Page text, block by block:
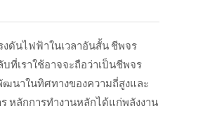
ดันไฟฟ้าในเวลาอันสั้น ชีพจร
ที่เราใช้อาจจะถือว่าเป็นชีพจร
นาในทิศทางของความถี่สูงและ
หลักการทำงานหลักได้แก่พลังงาน